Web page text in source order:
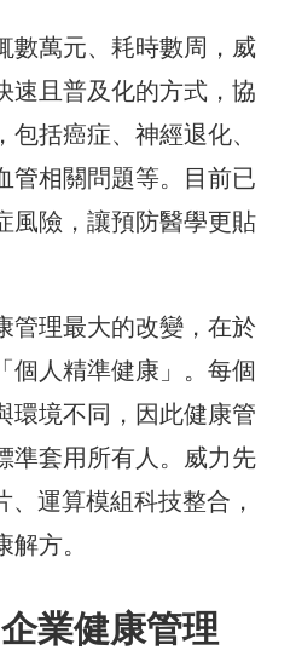
數萬元、耗時數周，威
速且普及化的方式，協
括癌症、神經退化、
管相關問題等。目前已
風險，讓預防醫學更貼
管理最大的改變，在於
個人精準健康」。每個
環境不同，因此健康管
準套用所有人。威力先
運算模組科技整合，
方。
業健康管理